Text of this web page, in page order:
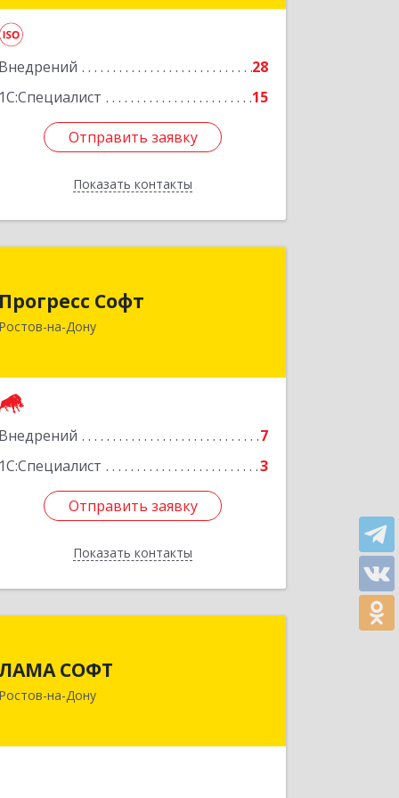
Внедрений
28
1С:Специалист
15
Отправить заявку
Показать контакты
Отправить заявку
Назад
Прогресс Софт
Ростов-на-Дону
Внедрений
7
1С:Специалист
3
Отправить заявку
Показать контакты
344082, Ростовская обл, г.о. город
Ростов-на-Дону г, Ростов-на-Дону г,
Отправить заявку
Назад
СОФТ
Ростов-на-Дону
Дону г, Соколова пр-кт, дом № 80
Подробнее